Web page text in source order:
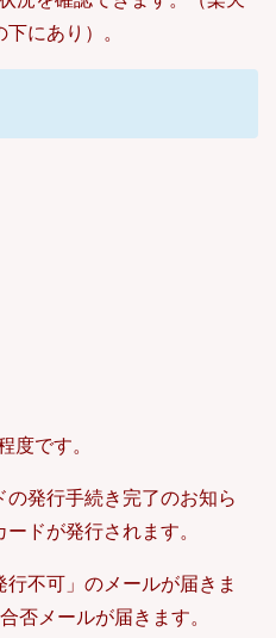
にあり）。
度です。
発行手続き完了のお知ら
ドが発行されます。
不可」のメールが届きま
否メールが届きます。